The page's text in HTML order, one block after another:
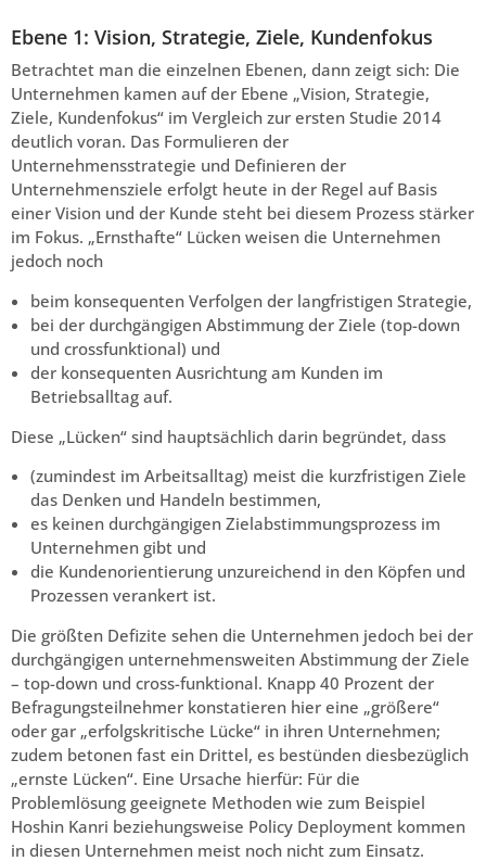
Ebene 1: Vision, Strategie, Ziele, Kundenfokus
Betrachtet man die einzelnen Ebenen, dann zeigt sich: Die
Unternehmen kamen auf der Ebene „Vision, Strategie,
Ziele, Kundenfokus“ im Vergleich zur ersten Studie 2014
deutlich voran. Das Formulieren der
Unternehmensstrategie und Definieren der
Unternehmensziele erfolgt heute in der Regel auf Basis
einer Vision und der Kunde steht bei diesem Prozess stärker
im Fokus. „Ernsthafte“ Lücken weisen die Unternehmen
jedoch noch
beim konsequenten Verfolgen der langfristigen Strategie,
bei der durchgängigen Abstimmung der Ziele (top-down
und crossfunktional) und
der konsequenten Ausrichtung am Kunden im
Betriebsalltag auf.
Diese „Lücken“ sind hauptsächlich darin begründet, dass
(zumindest im Arbeitsalltag) meist die kurzfristigen Ziele
das Denken und Handeln bestimmen,
es keinen durchgängigen Zielabstimmungsprozess im
Unternehmen gibt und
die Kundenorientierung unzureichend in den Köpfen und
Prozessen verankert ist.
Die größten Defizite sehen die Unternehmen jedoch bei der
durchgängigen unternehmensweiten Abstimmung der Ziele
– top-down und cross-funktional. Knapp 40 Prozent der
Befragungsteilnehmer konstatieren hier eine „größere“
oder gar „erfolgskritische Lücke“ in ihren Unternehmen;
zudem betonen fast ein Drittel, es bestünden diesbezüglich
„ernste Lücken“. Eine Ursache hierfür: Für die
Problemlösung geeignete Methoden wie zum Beispiel
Hoshin Kanri beziehungsweise Policy Deployment kommen
in diesen Unternehmen meist noch nicht zum Einsatz.